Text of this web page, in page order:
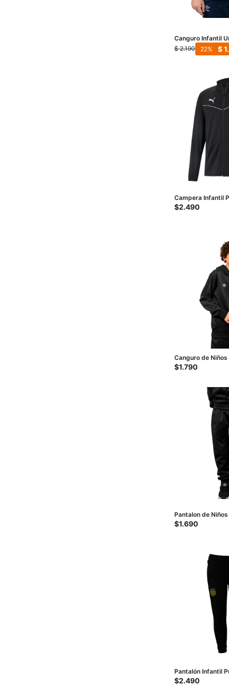
Canguro Infantil
Junior - Azul
$ 2.190 $
22
Campera Infantil
Team Rise Tr.Poly
$2.490
Canguro de
Negro
$1.790
Pantalon de
Negro
$1.690
Pantalón Infantil
Negro
$2.490